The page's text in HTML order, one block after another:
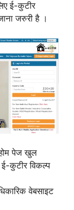
ई-कुटीर
जरुरी है ।
पेज खुल
कुटीर विकल्प
वेबसाइट